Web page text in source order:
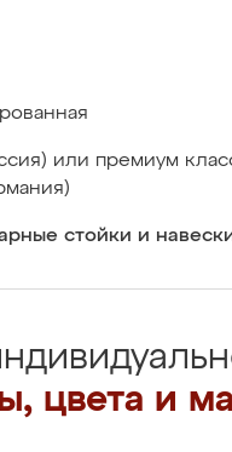
или премиум
стойки и
цвета и